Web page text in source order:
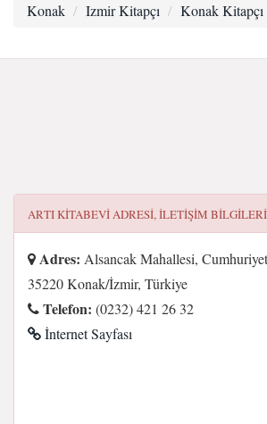
Konak Izmir Kitapçı Konak Kitapçı
ARTI KITABEVIADRESI, ILETIŞIM BILGILERI
Adres: Alsancak Mahallesi,
35220 Konak/İzmir, Türkiye
Telefon: (0232) 421 26 32
İnternet Sayfası